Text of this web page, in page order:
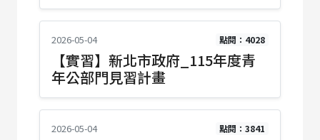
2026-05-04 點閱：4028
【實習】新北市政府_115年度青
年公部門見習計畫
2026-05-04 點閱：3841